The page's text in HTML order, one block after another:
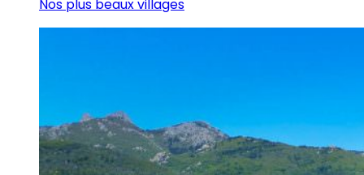
Nos plus beaux villages